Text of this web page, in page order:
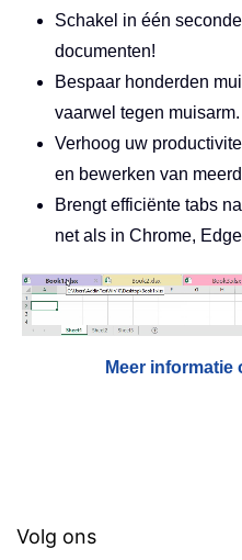
Schakel in één
documenten!
Bespaar honderden
vaarwel tegen muisarm.
Verhoog uw
en bewerken van
Brengt efficiënte tabs
net als in Chrome,
Meer informatie
Volg ons